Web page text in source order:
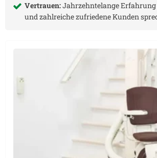
Vertrauen:Jahrzehntelange
und zahlreiche zufriedene Kunden